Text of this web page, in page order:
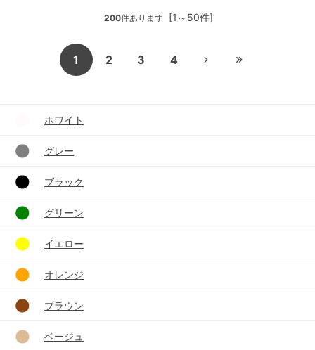
[1～50件]
200件あります
1 2 3 4
ホワイト
グレー
ブラック
グリーン
イエロー
オレンジ
ブラウン
ベージュ